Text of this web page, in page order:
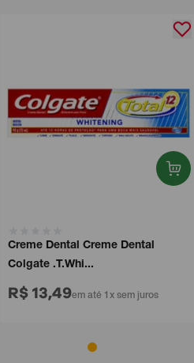
Creme Dental Creme Dental
Colgate .T.Whi...
R$ 13,49em até 1x sem juros